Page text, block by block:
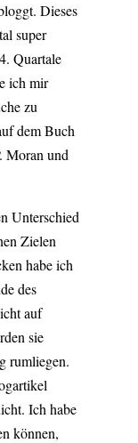
Dieses
super
Quartale
ich mir
zu
dem Buch
Moran und
Unterschied
Zielen
habe ich
des
auf
sie
rumliegen.
Ich habe
können,